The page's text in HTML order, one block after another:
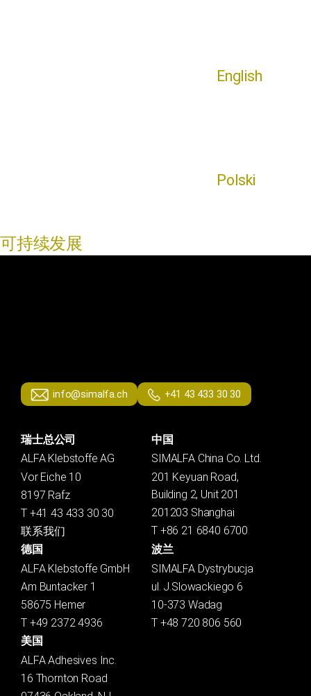
English
Polski
可持续发展
info@simalfa.ch +41 43 433 30 30
瑞士总公司
ALFA Klebstoffe AG
Vor Eiche 10
8197 Rafz
T +41 43 433 30 30
联系我们
中国
SIMALFA China Co. Ltd.
201 Keyuan Road,
Building 2, Unit 201
201203 Shanghai
T +86 21 6840 6700
德国
ALFA Klebstoffe GmbH
Am Buntacker 1
58675 Hemer
T +49 2372 4936
波兰
SIMALFA Dystrybucja
ul. J.Slowackiego 6
10-373 Wadag
T +48 720 806 560
美国
ALFA Adhesives Inc.
16 Thornton Road